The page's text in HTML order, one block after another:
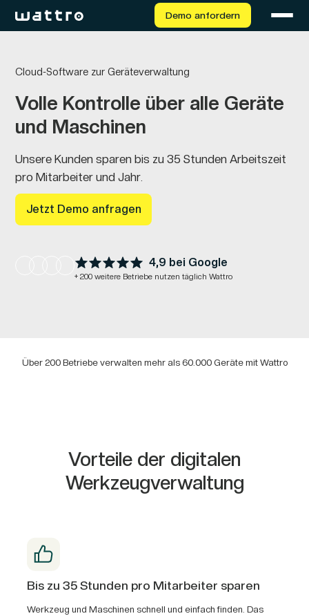
Demo anfordern
Cloud-Software zur Geräteverwaltung
Volle Kontrolle über alle Geräte
und Maschinen
Unsere Kunden sparen bis zu 35 Stunden Arbeitszeit
pro Mitarbeiter und Jahr.
Jetzt Demo anfragen
4,9 bei Google
+ 200 weitere Betriebe nutzen täglich Wattro
Über 200 Betriebe verwalten mehr als 60.000 Geräte mit Wattro
Vorteile der digitalen
Werkzeugverwaltung
Bis zu 35 Stunden pro Mitarbeiter sparen
Werkzeug und Maschinen schnell und einfach finden. Das